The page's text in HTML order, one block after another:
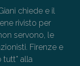
chiede e il
rivisto per
servono, le
Firenze e
tutt* alla